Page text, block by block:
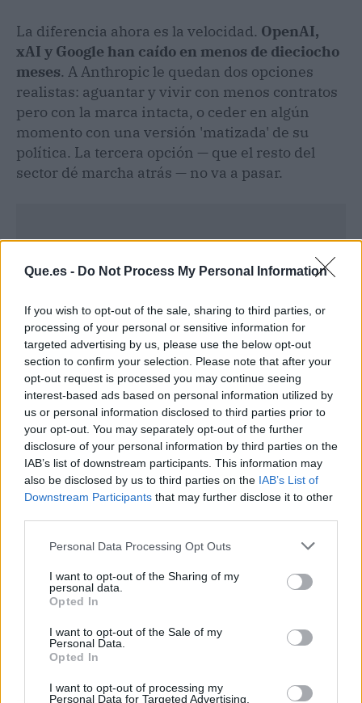
Que.es - Do Not Process My Personal Information
If you wish to opt-out of the sale, sharing to third parties, or
processing of your personal or sensitive information for
targeted advertising by us, please use the below opt-out
section to confirm your selection. Please note that after your
opt-out request is processed you may continue seeing
interest-based ads based on personal information utilized by
us or personal information disclosed to third parties prior to
your opt-out. You may separately opt-out of the further
disclosure of your personal information by third parties on the
IAB’s list of downstream participants. This information may
also be disclosed by us to third parties on the IAB’s List of
Downstream Participants that may further disclose it to other
Personal Data Processing Opt Outs
I want to opt-out of the Sharing of my
personal data.
Opted In
I want to opt-out of the Sale of my
Personal Data.
Opted In
I want to opt-out of processing my
Personal Data for Targeted Advertising.
La diferencia ahora es la velocidad. OpenAI,
xAI y Google han caído en menos de dieciocho
meses. A Anthropic le quedan dos opciones
realistas: aguantar y vivir con menos contratos
pero con la marca intacta, o ceder en algún
momento con una versión 'matizada' de su
política. La tercera opción — que el resto del
sector dé marcha atrás — no va a pasar.
Publicidad